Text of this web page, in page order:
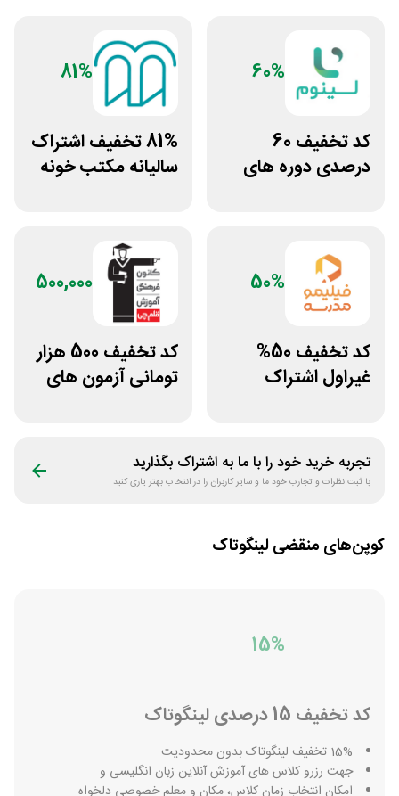
60%
کد تخفیف 60
درصدی دوره های
81%
81% تخفیف اشتراک
سالیانه مکتب خونه
50%
کد تخفیف 50%
غیراول اشتراک
500,000
کد تخفیف 500 هزار
تومانی آزمون های
تجربه خرید خود را با ما به اشتراک بگذارید
با ثبت نظرات و تجارب خود ما و سایر کاربران را در انتخاب بهتر یاری کنید
کوپن‌های منقضیلینگوتاک
15%
کد تخفیف 15 درصدی لینگوتاک
15% تخفیف لینگوتاک بدون محدودیت
جهت رزرو کلاس های آموزش آنلاین زبان انگلیسی و...
امکان انتخاب زمان کلاس، مکان و معلم خصوصی دلخواه